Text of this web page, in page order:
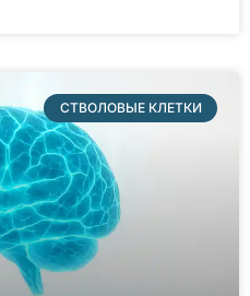
СТВОЛОВЫЕ КЛЕТКИ